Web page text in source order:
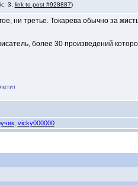
3, link to post #928887)
ни третье. Токарева обычно за
более 30 произведений
, vicky000000